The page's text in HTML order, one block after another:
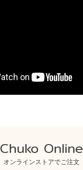
Chuko Online
オンラインストアでご注文